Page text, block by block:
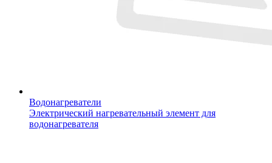
Водонагреватели
Электрический нагревательный элемент для
водонагревателя